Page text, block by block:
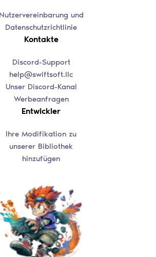
Nutzervereinbarung und
Datenschutzrichtlinie
Kontakte
Discord-Support
help@swiftsoft.llc
Unser Discord-Kanal
Werbeanfragen
Entwickler
Ihre Modifikation zu
unserer Bibliothek
hinzufügen